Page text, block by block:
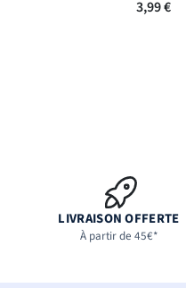
3,99 €
LIVRAISON OFFERTE
À partir de 45€*